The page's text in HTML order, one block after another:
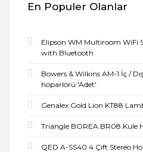
En Populer Olanlar
Elipson WM Multiroom WiFi
with Bluetooth
Bowers & Wilkins AM-1 İç /
hoparlörü 'Adet'
Genalex Gold Lion KT88
Triangle BOREA BR08 Kule
QED A-SS40 4 Çift Stereo